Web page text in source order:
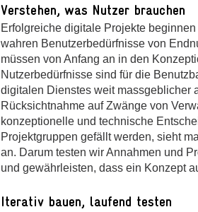
Verstehen, was Nutzer brauchen
Erfolgreiche digitale Projekte
wahren Benutzerbedürfnisse von
müssen von Anfang an in den
Nutzerbedürfnisse sind für die
digitalen Dienstes weit massgeblicher
Rücksichtnahme auf Zwänge von
konzeptionelle und technische
Projektgruppen gefällt werden, sieht
an. Darum testen wir Annahmen und
und gewährleisten, dass ein Konzept
Iterativ bauen, laufend testen